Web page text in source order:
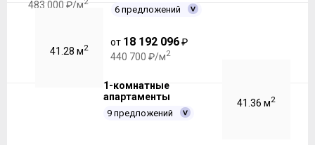
483 000 ₽/м
6 предложений
41.28 м2
от 18 192 096₽
440 700 ₽/м2
1-комнатные
апартаменты
9 предложений
41.36 м2